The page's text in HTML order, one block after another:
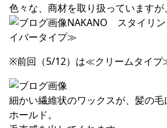
色々な、商材を取り扱っていますが
NAKANO スタイリ
イバータイプ≫
※前回（5/12）は≪クリームタイプ
細かい繊維状のワックスが、髪の毛
ホールド。